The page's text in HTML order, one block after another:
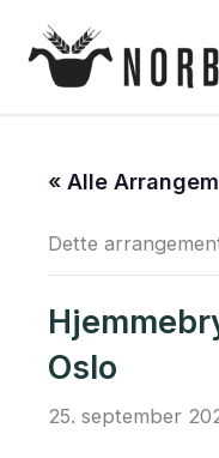
rett
« Alle
Dette
Oslo
25. september